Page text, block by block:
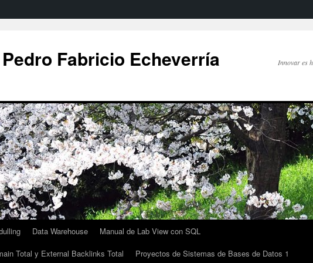
Fabricio Echeverría
Innovar es
Data Warehouse
Manual de Lab View con SQL
Total y External Backlinks Total
Proyectos de Sistemas de Bases de Datos 1